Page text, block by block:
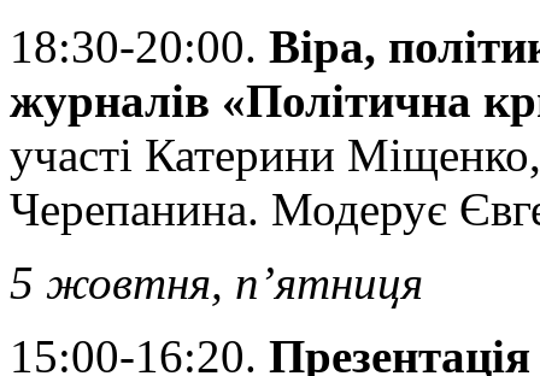
18:30-20:00. Віра,
журналів «Політична
участі Катерини
Черепанина. Модерує
5 жовтня, п’ятниця
15:00-16:20.